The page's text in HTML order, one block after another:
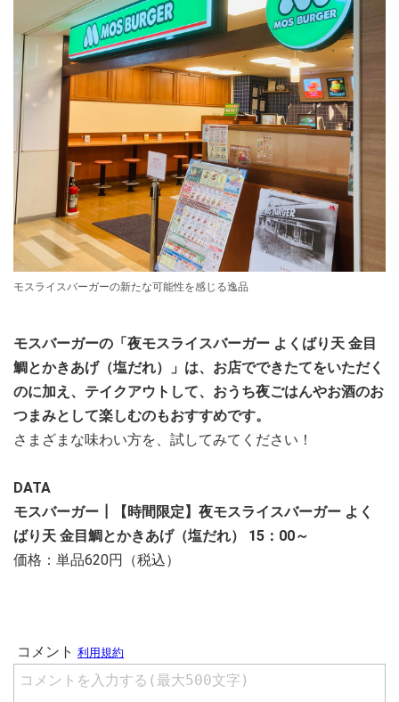
モスライスバーガーの新たな可能性を感じる逸品
モスバーガーの「夜モスライスバーガー よくばり天 金目
鯛とかきあげ（塩だれ）」は、お店でできたてをいただく
のに加え、テイクアウトして、おうち夜ごはんやお酒のお
つまみとして楽しむのもおすすめです。
さまざまな味わい方を、試してみてください！
DATA
モスバーガー┃【時間限定】夜モスライスバーガー よく
ばり天 金目鯛とかきあげ（塩だれ） 15：00～
価格：単品620円（税込）